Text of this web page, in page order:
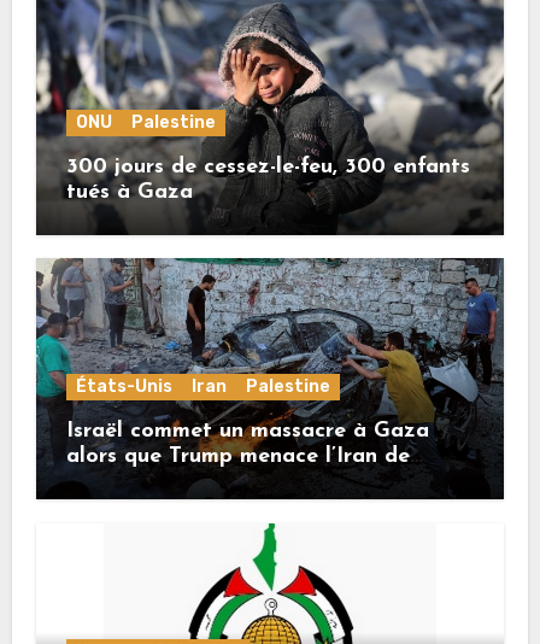
ONU Palestine
300 jours de cessez-le-feu, 300 enfants
tués à Gaza
États-Unis Iran Palestine
Israël commet un massacre à Gaza
alors que Trump menace l’Iran de
«décapitation»